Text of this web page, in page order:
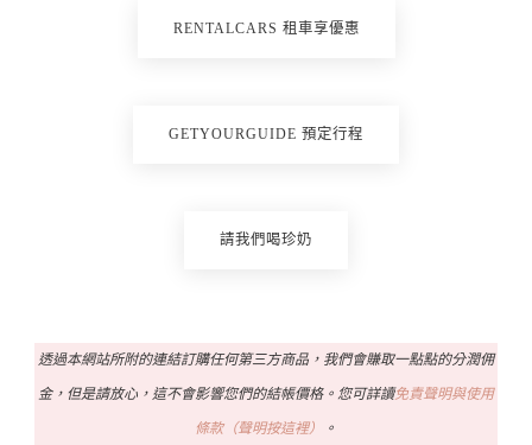
RENTALCARS 租車享優惠
GETYOURGUIDE 預定行程
請我們喝珍奶
透過本網站所附的連結訂購任何第三方商品，我們會賺取一點點的分潤佣
金，但是請放心，這不會影響您們的結帳價格。您可詳讀免責聲明與使用
條款（聲明按這裡） 。